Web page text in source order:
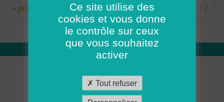
Pages
« premier ‹ précédent … 10
12
14 15 16 17
Qui sommes nous
Académie ADMR
Ce site utilise des
cookies et vous donne
le contrôle sur ceux
que vous souhaitez
activer
Tout refuser